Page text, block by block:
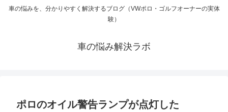
車の悩みを、分かりやすく解決するブログ（VWポロ・ゴルフオーナーの実体
験）
車の悩み解決ラボ
ポロのオイル警告ランプが点灯した